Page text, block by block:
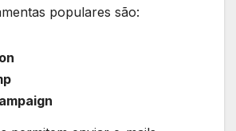
populares são: